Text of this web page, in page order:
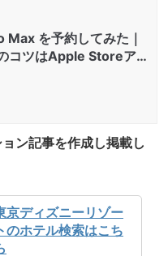
Max を予約してみた｜
コツはApple Storeアプ
ン記事を作成し掲載し
京ディズニーリゾー
のホテル検索はこち